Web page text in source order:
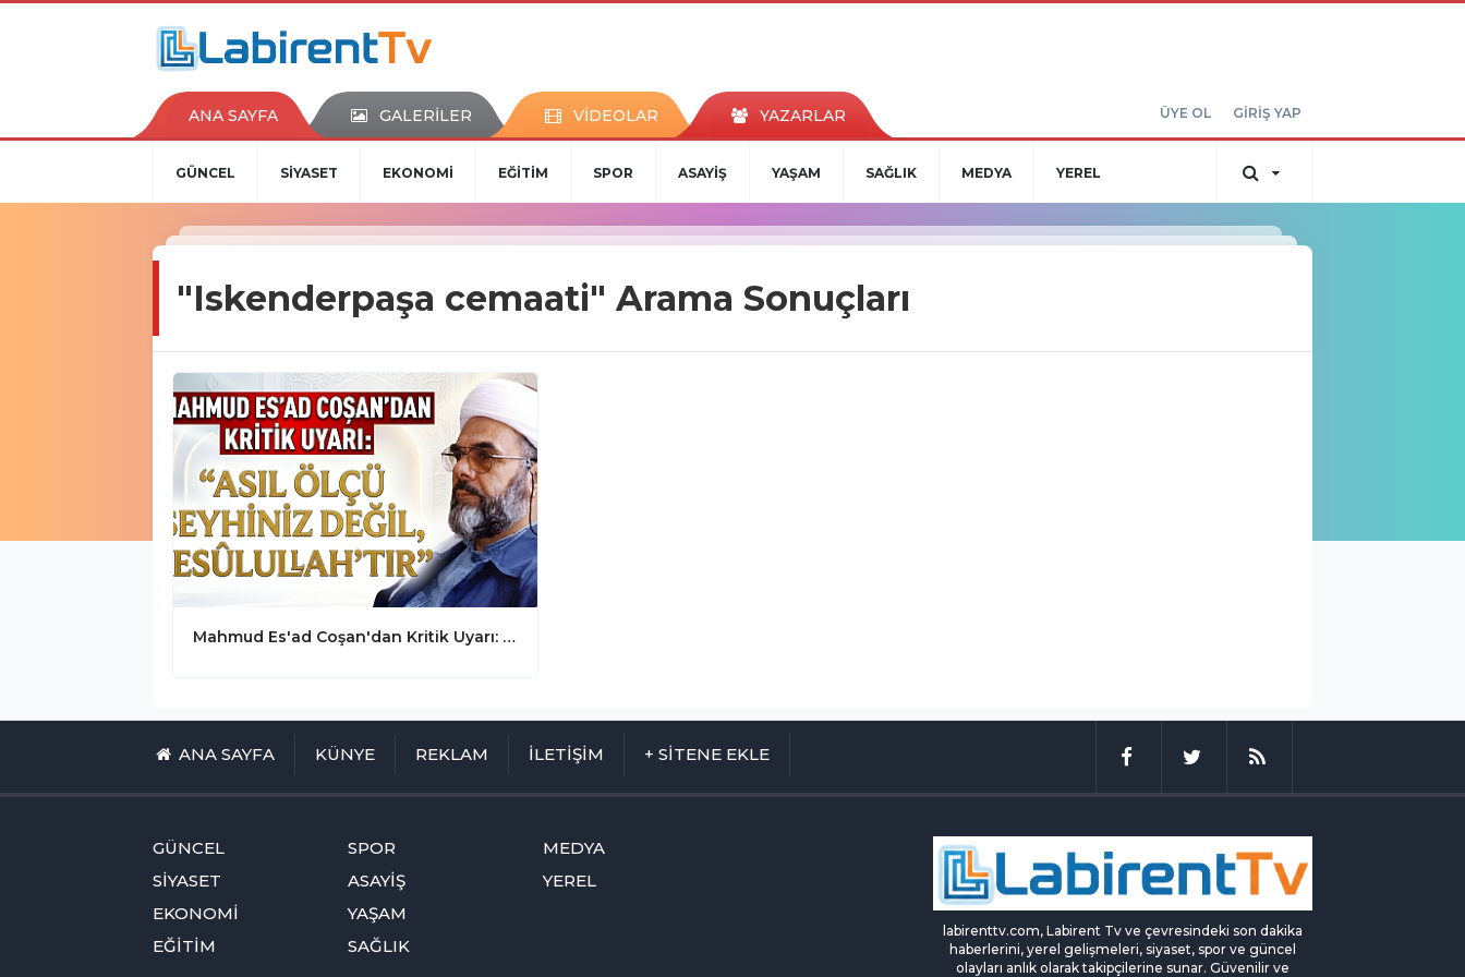
ANA SAYFA GALERİLER VİDEOLAR YAZARLAR ÜYE OL GİRİŞ YAP
GÜNCEL SİYASET EKONOMİ EĞİTİM SPOR ASAYİŞ YAŞAM SAĞLIK MEDYA YEREL
"Iskenderpaşa cemaati" Arama Sonuçları
Mahmud Es'ad Coşan'dan Kritik Uyarı: "Asıl Ölçü Şeyhiniz Değil, Resûlullah'tır"
ANA SAYFA KÜNYE REKLAM İLETİŞİM + SİTENE EKLE
GÜNCEL
SİYASET
EKONOMİ
EĞİTİM
SPOR
ASAYİŞ
YAŞAM
SAĞLIK
MEDYA
YEREL
labirenttv.com, Labirent Tv ve çevresindeki son dakika
haberlerini, yerel gelişmeleri, siyaset, spor ve güncel
olayları anlık olarak takipçilerine sunar. Güvenilir ve